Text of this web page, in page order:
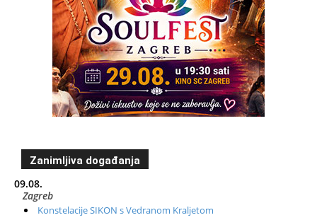
Zanimljiva događanja
09.08.
Zagreb
Konstelacije SIKON s Vedranom Kraljetom